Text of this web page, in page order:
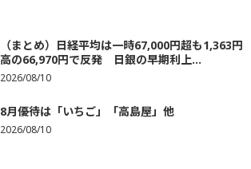
（まとめ）日経平均は一時67,000円超も1,363円
高の66,970円で反発 日銀の早期利上...
2026/08/10
8月優待は「いちご」「高島屋」他
2026/08/10